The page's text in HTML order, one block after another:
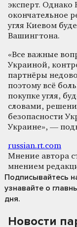
эксперт. Однако
окончательное
угля Киевом
Вашингтона.
«Все важные
Украиной,
партнёры
поэтому всё
покупке угля,
словами,
безопасности
Украине», —
russian.rt.com
Мнение автора
мнением
Подписывайтесь
узнавайте о
дня.
Новости